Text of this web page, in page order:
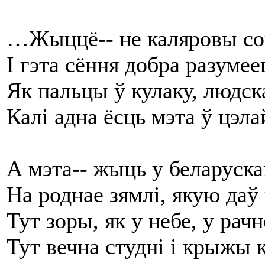
…Жыццё-- не каляровы
І гэта сёння добра
Як пальцы ў кулаку,
Калі адна ёсць мэта ў
А мэта-- жыць у
На роднае зямлі, якую
Тут зоры, як у небе, у
Тут вечна студні і крыжы